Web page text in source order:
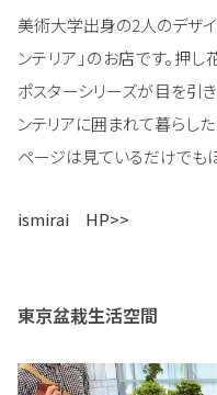
美術大学出身の2人のデザ
ンテリア」のお店です。押
ポスターシリーズが目を引
ンテリアに囲まれて暮らし
ページは見ているだけでもほ
ismirai HP>>
東京盆栽生活空間